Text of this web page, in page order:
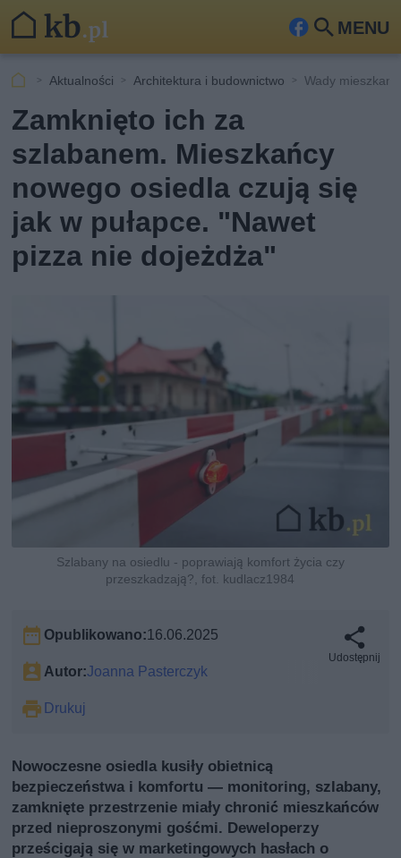
MENU
Fa
ook
Szu
kaj
Aktualności Architektura i budownictwo Wady
Zamknięto ich za
szlabanem. Mieszkańcy
nowego osiedla czują się
jak w pułapce. "Nawet
pizza nie dojeżdża"
Szlabany na osiedlu - poprawiają komfort życia czy
przeszkadzają?, fot. kudlacz1984
Opublikowano:16.06.2025
Autor:Joanna Pasterczyk
Drukuj
Udostępnij
Nowoczesne osiedla kusiły obietnicą
bezpieczeństwa i komfortu — monitoring, szlabany,
zamknięte przestrzenie miały chronić mieszkańców
przed nieproszonymi gośćmi. Deweloperzy
prześcigają się w marketingowych hasłach o